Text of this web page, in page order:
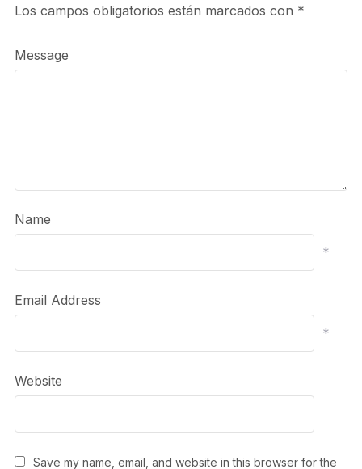
Los campos obligatorios están marcados con *
Message
Name
*
Email Address
*
Website
Save my name, email, and website in this browser for the